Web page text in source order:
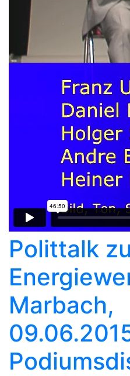
Polittalk
Marbach,